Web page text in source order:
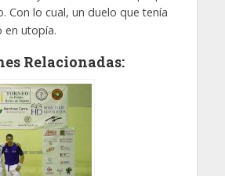
Con lo cual, un duelo que tenía
en utopía.
Relacionadas: